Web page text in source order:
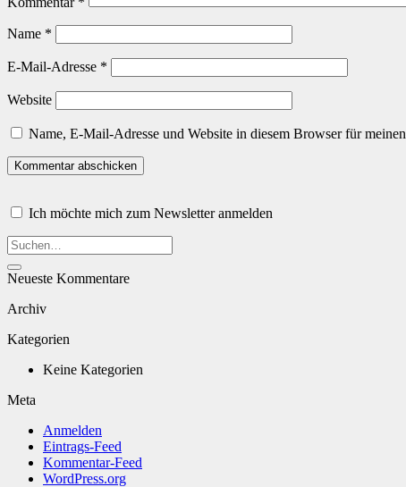
Name *
E-Mail-Adresse *
Website
Name, E-Mail-Adresse und Website in diesem Browser für
Ich möchte mich zum Newsletter anmelden
Neueste Kommentare
Archiv
Kategorien
Keine Kategorien
Meta
Anmelden
Eintrags-Feed
Kommentar-Feed
WordPress.org